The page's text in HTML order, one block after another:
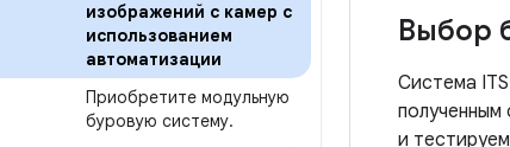
изображений с камер с
использованием
автоматизации
Приобретите модульную
буровую систему.
Выбор
Система
и